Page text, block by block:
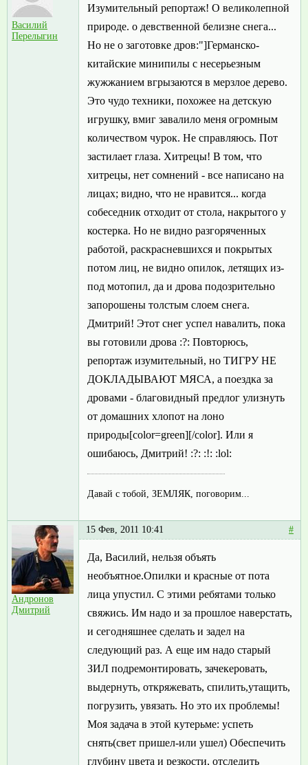
Василий
Перелыгин
Изумительный репортаж! О великолепной
природе. о девственной белизне снега...
Но не о заготовке дров:"]Германско-
китайские минипилы с несерьезным
жужжанием вгрызаются в мерзлое дерево.
Это чудо техники, похожее на детскую
игрушку, вмиг завалило меня огромным
количеством чурок. Не справляюсь. Пот
застилает глаза. Хитрецы! В том, что
хитрецы, нет сомнений - все написано на
лицах; видно, что не нравится... когда
собеседник отходит от стола, накрытого у
костерка. Но не видно разгоряченных
работой, раскрасневшихся и покрытых
потом лиц, не видно опилок, летящих из-
под мотопил, да и дрова подозрительно
запорошены толстым слоем снега.
Дмитрий! Этот снег успел навалить, пока
вы готовили дрова :?: Повторюсь,
репортаж изумительный, но ТИГРУ НЕ
ДОКЛАДЫВАЮТ МЯСА, а поездка за
дровами - благовидный предлог улизнуть
от домашних хлопот на лоно
природы[color=green][/color]. Или я
ошибаюсь, Дмитрий! :?: :!: :lol:
Давай с тобой, ЗЕМЛЯК, поговорим...
Андронов
Дмитрий
15 Фев, 2011 10:41 #
Да, Василий, нельзя объять
необъятное.Опилки и красные от пота
лица упустил. С этими ребятами только
свяжись. Им надо и за прошлое наверстать,
и сегодняшнее сделать и задел на
следующий раз. А еще им надо старый
ЗИЛ подремонтировать, зачекеровать,
выдернуть, откряжевать, спилить,утащить,
погрузить, увязать. Но это их проблемы!
Моя задача в этой кутерьме: успеть
снять(свет пришел-или ушел) Обеспечить
глубину цвета и резкости, отследить